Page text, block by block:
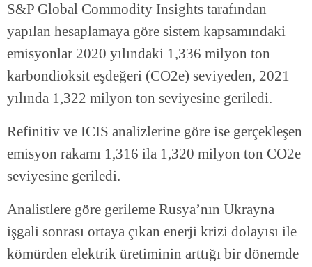
S&P Global Commodity Insights tarafından
yapılan hesaplamaya göre sistem kapsamındaki
emisyonlar 2020 yılındaki 1,336 milyon ton
karbondioksit eşdeğeri (CO2e) seviyeden, 2021
yılında 1,322 milyon ton seviyesine geriledi.
Refinitiv ve ICIS analizlerine göre ise gerçekleşen
emisyon rakamı 1,316 ila 1,320 milyon ton CO2e
seviyesine geriledi.
Analistlere göre gerileme Rusya’nın Ukrayna
işgali sonrası ortaya çıkan enerji krizi dolayısı ile
kömürden elektrik üretiminin arttığı bir dönemde